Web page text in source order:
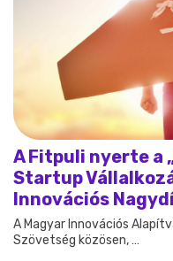
A Fitpuli nyerte a
Startup
Innovációs
A Magyar Innovációs
Szövetség közösen, …